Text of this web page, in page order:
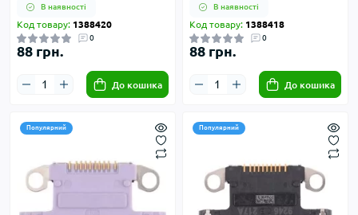
В наявності
Код товару: 1388420
0
88 грн.
До кошика
В наявності
Код товару: 1388418
0
88 грн.
До кошика
Популярний Популярний